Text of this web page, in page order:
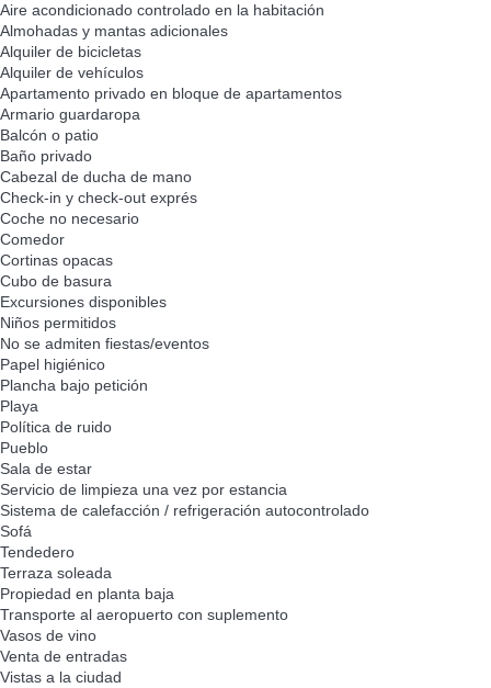
Aire acondicionado controlado en la habitación
Almohadas y mantas adicionales
Alquiler de bicicletas
Alquiler de vehículos
Apartamento privado en bloque de apartamentos
Armario guardaropa
Balcón o patio
Baño privado
Cabezal de ducha de mano
Check-in y check-out exprés
Coche no necesario
Comedor
Cortinas opacas
Cubo de basura
Excursiones disponibles
Niños permitidos
No se admiten fiestas/eventos
Papel higiénico
Plancha bajo petición
Playa
Política de ruido
Pueblo
Sala de estar
Servicio de limpieza una vez por estancia
Sistema de calefacción / refrigeración autocontrolado
Sofá
Tendedero
Terraza soleada
Propiedad en planta baja
Transporte al aeropuerto con suplemento
Vasos de vino
Venta de entradas
Vistas a la ciudad